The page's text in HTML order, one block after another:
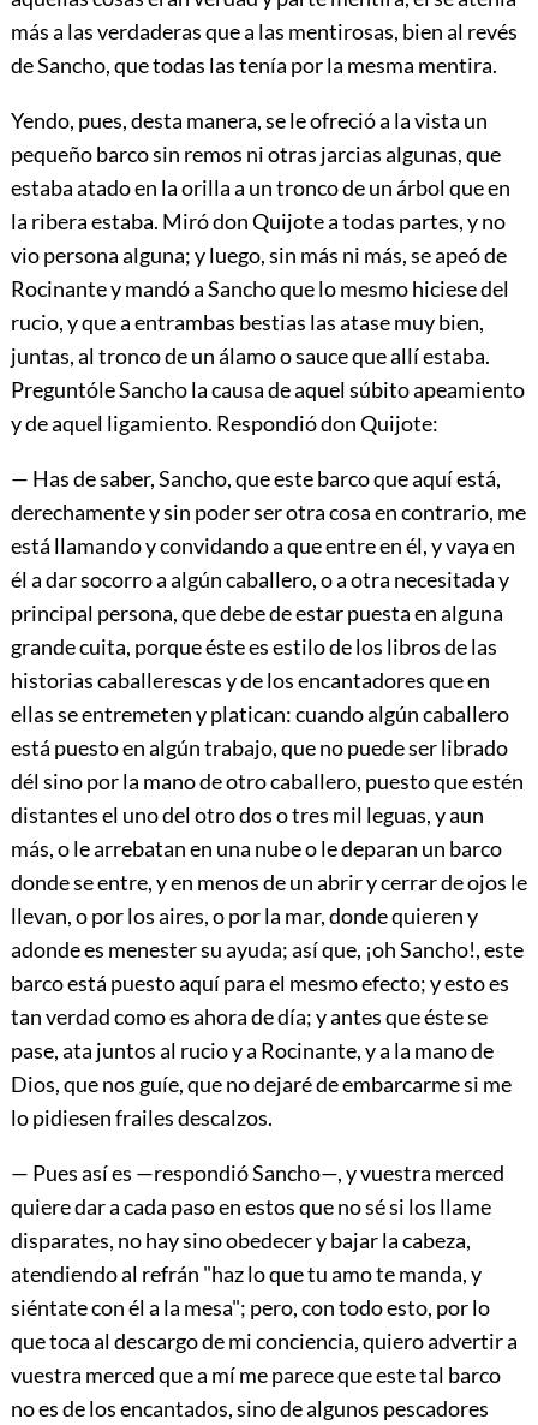
más a las verdaderas que a las mentirosas, bien al revés
de Sancho, que todas las tenía por la mesma mentira.
Yendo, pues, desta manera, se le ofreció a la vista un
pequeño barco sin remos ni otras jarcias algunas, que
estaba atado en la orilla a un tronco de un árbol que en
la ribera estaba. Miró don Quijote a todas partes, y no
vio persona alguna; y luego, sin más ni más, se apeó de
Rocinante y mandó a Sancho que lo mesmo hiciese del
rucio, y que a entrambas bestias las atase muy bien,
juntas, al tronco de un álamo o sauce que allí estaba.
Preguntóle Sancho la causa de aquel súbito apeamiento
y de aquel ligamiento. Respondió don Quijote:
— Has de saber, Sancho, que este barco que aquí está,
derechamente y sin poder ser otra cosa en contrario, me
está llamando y convidando a que entre en él, y vaya en
él a dar socorro a algún caballero, o a otra necesitada y
principal persona, que debe de estar puesta en alguna
grande cuita, porque éste es estilo de los libros de las
historias caballerescas y de los encantadores que en
ellas se entremeten y platican: cuando algún caballero
está puesto en algún trabajo, que no puede ser librado
dél sino por la mano de otro caballero, puesto que estén
distantes el uno del otro dos o tres mil leguas, y aun
más, o le arrebatan en una nube o le deparan un barco
donde se entre, y en menos de un abrir y cerrar de ojos le
llevan, o por los aires, o por la mar, donde quieren y
adonde es menester su ayuda; así que, ¡oh Sancho!, este
barco está puesto aquí para el mesmo efecto; y esto es
tan verdad como es ahora de día; y antes que éste se
pase, ata juntos al rucio y a Rocinante, y a la mano de
Dios, que nos guíe, que no dejaré de embarcarme si me
lo pidiesen frailes descalzos.
— Pues así es —respondió Sancho—, y vuestra merced
quiere dar a cada paso en estos que no sé si los llame
disparates, no hay sino obedecer y bajar la cabeza,
atendiendo al refrán "haz lo que tu amo te manda, y
siéntate con él a la mesa"; pero, con todo esto, por lo
que toca al descargo de mi conciencia, quiero advertir a
vuestra merced que a mí me parece que este tal barco
no es de los encantados, sino de algunos pescadores